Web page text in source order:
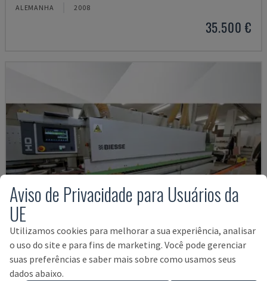
ALEMANHA 2008
35.500 €
JADE 340
Aviso de Privacidade para Usuários da
UE
Utilizamos cookies para melhorar a sua experiência, analisar
o uso do site e para fins de marketing. Você pode gerenciar
suas preferências e saber mais sobre como usamos seus
dados abaixo.